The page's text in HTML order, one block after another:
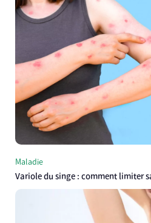
Maladie
Variole du singe : comment limiter